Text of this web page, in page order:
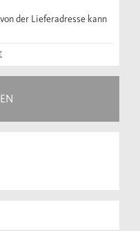
Spagat hat sich
Während die
als 20
ökonomischer
der Welt. Er
Zeitalter von
der Lieferadresse kann